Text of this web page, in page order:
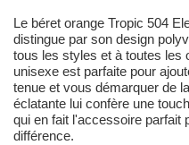
Le béret orange Tropic 504
distingue par son design
tous les styles et à toutes les
unisexe est parfaite pour
tenue et vous démarquer de
éclatante lui confère une
qui en fait l'accessoire parfait
différence.